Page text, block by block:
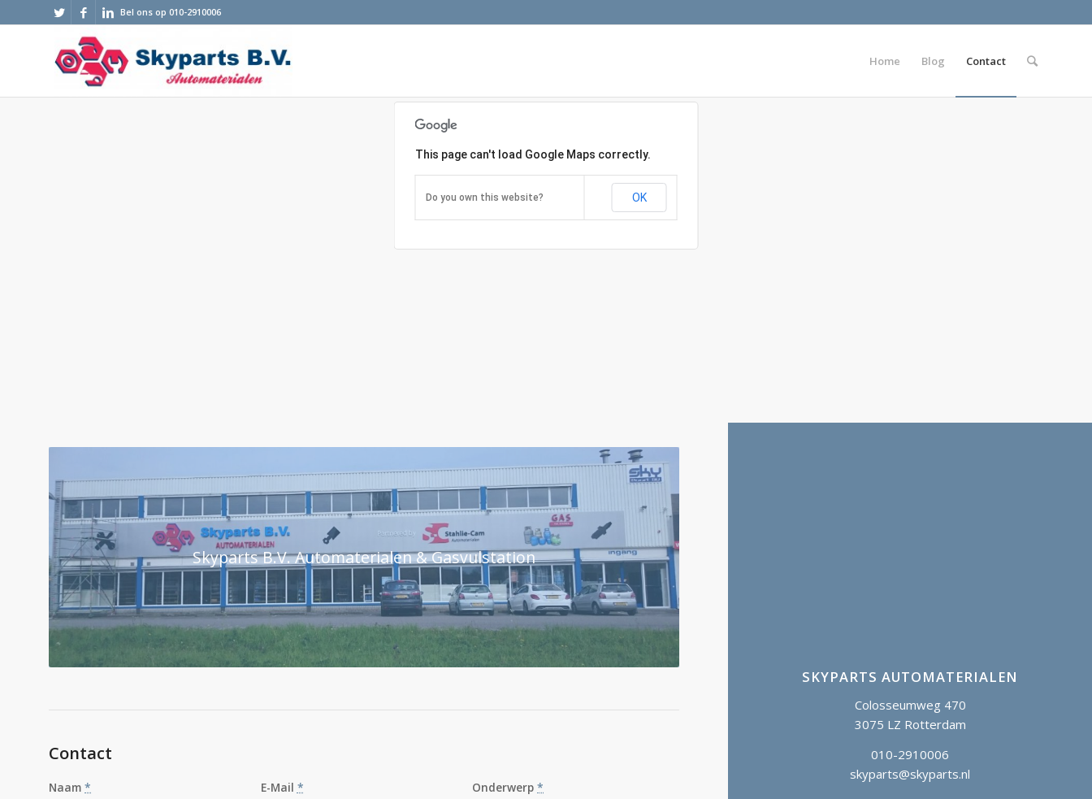
Bel ons op 010-2910006
Home Blog Contact
This page can't load Google Maps correctly.
Do you own this website? OK
Skyparts B.V. Automaterialen & Gasvulstation
Contact
Naam * E-Mail * Onderwerp*
SKYPARTS AUTOMATERIALEN
Colosseumweg 470
3075 LZ Rotterdam
010-2910006
skyparts@skyparts.nl